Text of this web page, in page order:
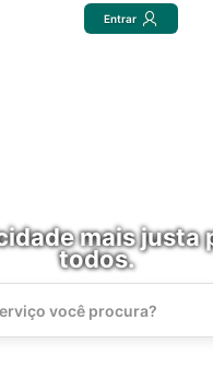
Entrar
mais justa
todos.